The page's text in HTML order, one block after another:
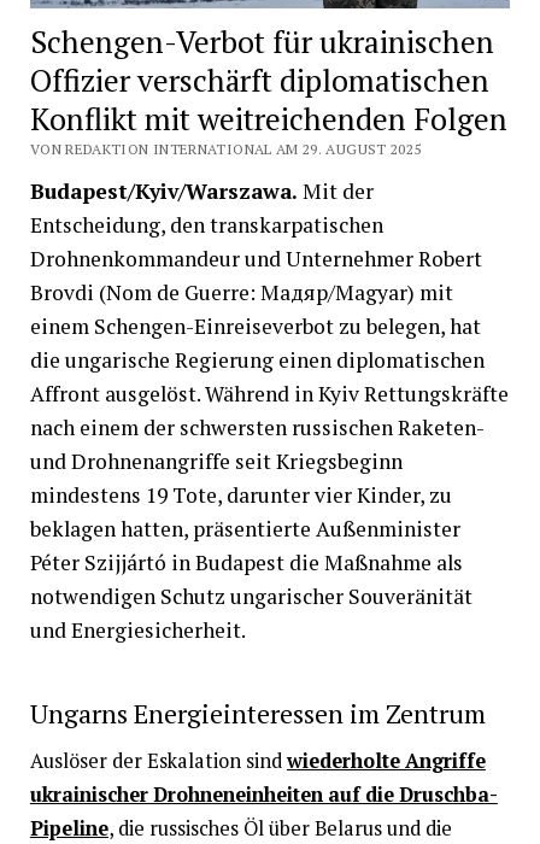
Schengen-Verbot für ukrainischen
Offizier verschärft diplomatischen
Konflikt mit weitreichenden Folgen
VON REDAKTION INTERNATIONAL AM 29. AUGUST 2025
Budapest/Kyiv/Warszawa. Mit der
Entscheidung, den transkarpatischen
Drohnenkommandeur und Unternehmer Robert
Brovdi (Nom de Guerre: Мадяр/Magyar) mit
einem Schengen-Einreiseverbot zu belegen, hat
die ungarische Regierung einen diplomatischen
Affront ausgelöst. Während in Kyiv Rettungskräfte
nach einem der schwersten russischen Raketen-
und Drohnenangriffe seit Kriegsbeginn
mindestens 19 Tote, darunter vier Kinder, zu
beklagen hatten, präsentierte Außenminister
Péter Szijjártó in Budapest die Maßnahme als
notwendigen Schutz ungarischer Souveränität
und Energiesicherheit.
Ungarns Energieinteressen im Zentrum
Auslöser der Eskalation sindwiederholte Angriffe
ukrainischer Drohneneinheiten auf die Druschba-
Pipeline, die russisches Öl über Belarus und die